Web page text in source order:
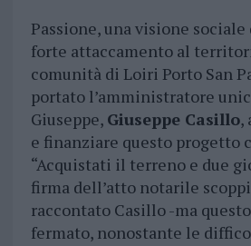
Passione, una visione sociale
forte attaccamento al
comunità di Loiri Porto San
portato l’amministratore
Giuseppe, Giuseppe Casillo,
e finanziare questo progetto
“Acquistati il terreno e due
firma dell’atto notarile
raccontato Casillo -ma
fermato, nonostante le